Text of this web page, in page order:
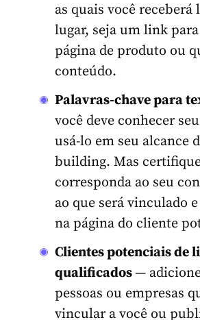
as quais você
lugar, seja um link
página de produto ou
conteúdo.
Palavras-chave para
você deve conhecer
usá-lo em seu alcance
building. Mas
corresponda ao seu
ao que será vinculado
na página do cliente
Clientes potenciais de
qualificados—
pessoas ou empresas
vincular a você ou